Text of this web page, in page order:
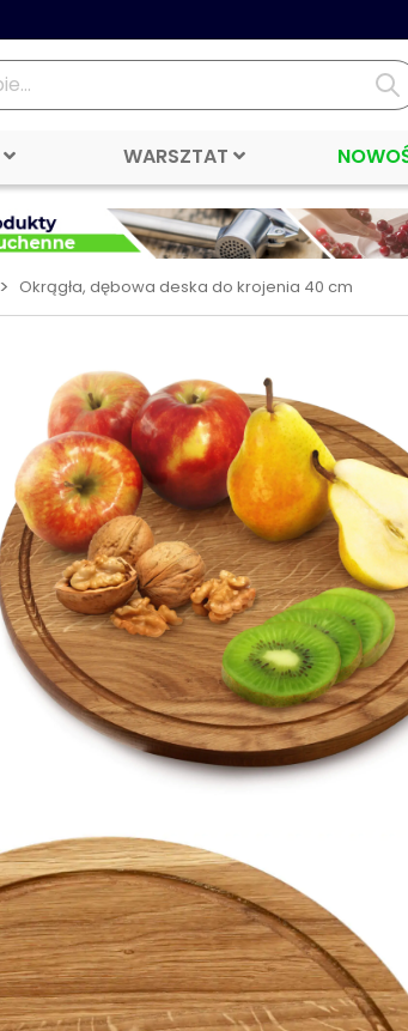
WARSZTAT
> Okrągła, dębowa deska do krojenia 40 cm